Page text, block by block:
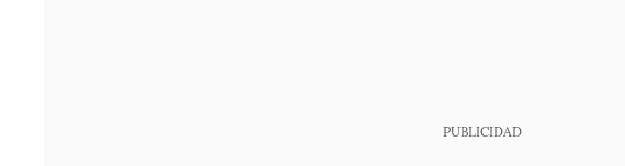
PUBLICIDAD